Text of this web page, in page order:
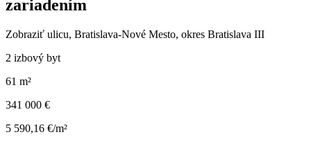
zariadením
Zobraziť ulicu, Bratislava-Nové Mesto, okres Bratislava III
2 izbový byt
61 m²
341 000 €
5 590,16 €/m²